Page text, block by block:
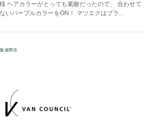
ヘアカラーがとっても素敵だったので、 合わせて
いパープルカラーをON！ マツエクはブラ...
嬉野店